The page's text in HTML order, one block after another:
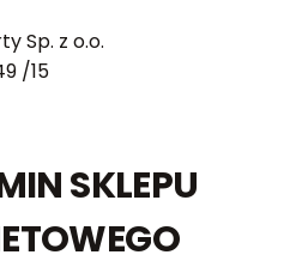
Sp. z o.o.
/15
SKLEPU